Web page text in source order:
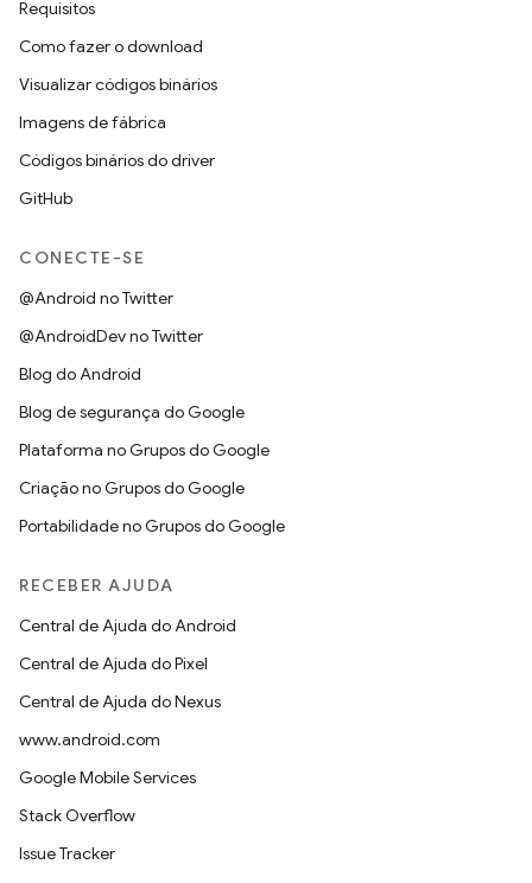
Requisitos
Como fazer o download
Visualizar códigos binários
Imagens de fábrica
Códigos binários do driver
GitHub
CONECTE-SE
@Android no Twitter
@AndroidDev no Twitter
Blog do Android
Blog de segurança do Google
Plataforma no Grupos do Google
Criação no Grupos do Google
Portabilidade no Grupos do Google
RECEBER AJUDA
Central de Ajuda do Android
Central de Ajuda do Pixel
Central de Ajuda do Nexus
www.android.com
Google Mobile Services
Stack Overflow
Issue Tracker